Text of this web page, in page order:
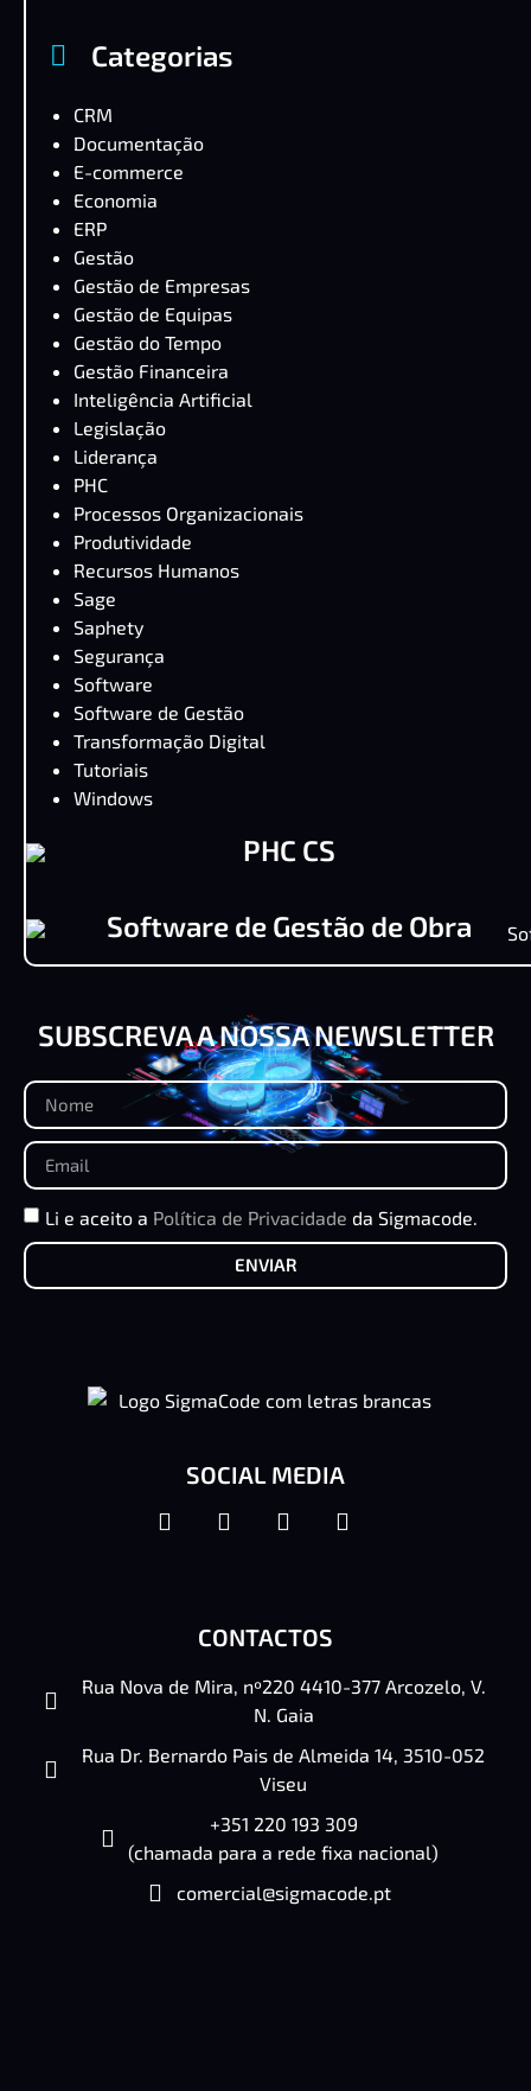
Categorias
CRM
Documentação
E-commerce
Economia
ERP
Gestão
Gestão de Empresas
Gestão de Equipas
Gestão do Tempo
Gestão Financeira
Inteligência Artificial
Legislação
Liderança
PHC
Processos Organizacionais
Produtividade
Recursos Humanos
Sage
Saphety
Segurança
Software
Software de Gestão
Transformação Digital
Tutoriais
Windows
PHC CS
Software de Gestão de Obra
SUBSCREVA A NOSSA NEWSLETTER
Li e aceito a Política de Privacidade da Sigmacode.
ENVIAR
SOCIAL MEDIA
CONTACTOS
Rua Nova de Mira, nº220 4410-377 Arcozelo, V.
N. Gaia
Rua Dr. Bernardo Pais de Almeida 14, 3510-052
Viseu
+351 220 193 309
(chamada para a rede fixa nacional)
comercial@sigmacode.pt